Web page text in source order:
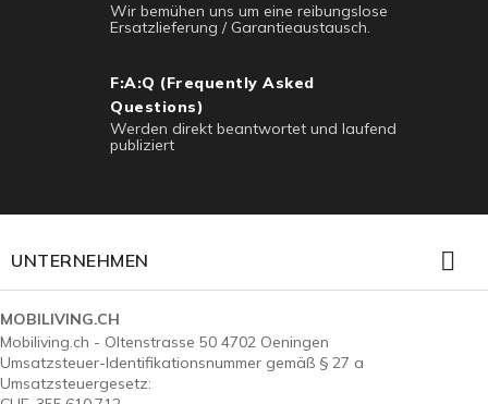
Wir bemühen uns um eine reibungslose
Ersatzlieferung / Garantieaustausch.
F:A:Q (Frequently Asked
Questions)
Werden direkt beantwortet und laufend
publiziert
UNTERNEHMEN 
MOBILIVING.CH
Mobiliving.ch - Oltenstrasse 50 4702 Oeningen
Umsatzsteuer-Identifikationsnummer gemäß § 27 a
Umsatzsteuergesetz: